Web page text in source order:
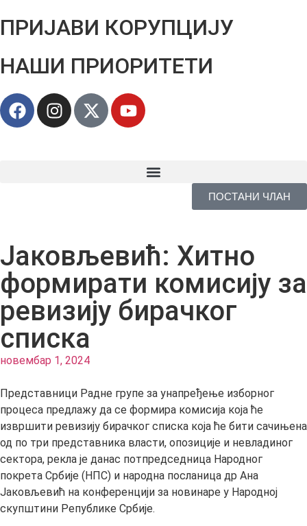
ПРИЈАВИ КОРУПЦИЈУ
НАШИ ПРИОРИТЕТИ
ПОСТАНИ ЧЛАН
Јаковљевић: Хитно
формирати комисију за
ревизију бирачког
списка
новембар 1, 2024
Представници Радне групе за унапређење изборног
процеса предлажу да се формира комисија која ће
извршити ревизију бирачког списка која ће бити сачињена
од по три представника власти, опозиције и невладиног
сектора, рекла је данас потпредседница Народног
покрета Србије (НПС) и народна посланица др Ана
Јаковљевић на конференцији за новинаре у Народној
скупштини Републике Србије.